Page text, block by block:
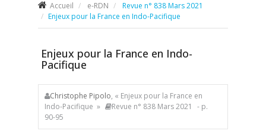
Accueil e-RDN
Revue n° 838 Mars 2021
Enjeux pour la France en Indo-Pacifique
Enjeux pour la France en Indo-
Pacifique
Christophe Pipolo, « Enjeux pour la France en
Indo-Pacifique »
Revue n° 838 Mars 2021
- p.
90-95